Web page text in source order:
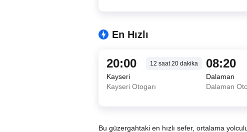
En Hızlı
20:00 12 saat20dakika
Kayseri
Kayseri Otogarı
08:20
Dalaman
Dalaman
Bu güzergahtaki en hızlı sefer, ortalama